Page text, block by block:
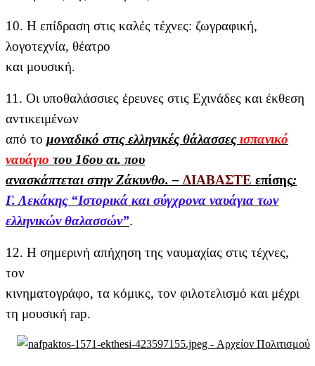
10. Η επίδραση στις καλές τέχνες: ζωγραφική,
λογοτεχνία, θέατρο
και μουσική.
11. Οι υποθαλάσσιες έρευνες στις Εχινάδες και έκθεση
αντικειμένων
από το μοναδικό στις ελληνικές θάλασσεςισπανικό
ναυάγιο του 16ου αι. που
ανασκάπτεται στην Ζάκυνθο. – ΔΙΑΒΑΣΤΕ επίσης:
Γ. Λεκάκης “Ιστορικά και σύγχρονα ναυάγια των
ελληνικών θαλασσών”.
12. Η σημερινή απήχηση της ναυμαχίας στις τέχνες,
τον
κινηματογράφο, τα κόμικς, τον φιλοτελισμό και μέχρι
τη μουσική rap.